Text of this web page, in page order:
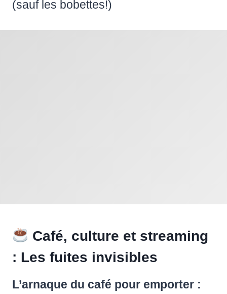
(sauf les bobettes!)
Café, culture et streaming
: Les fuites invisibles
L’arnaque du café pour emporter :